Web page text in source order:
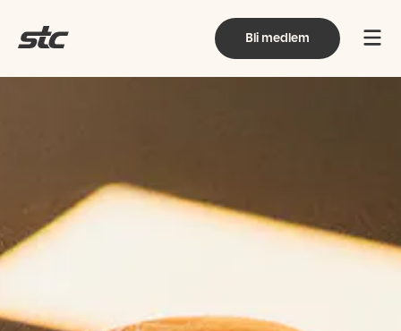
Bli medlem